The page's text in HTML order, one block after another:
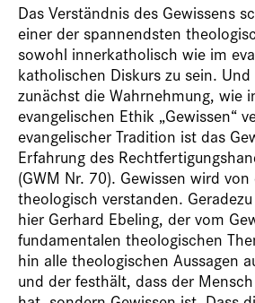
Das Verständnis des Gewissens
einer der spannendsten
sowohl innerkatholisch wie im
katholischen Diskurs zu sein.
zunächst die Wahrnehmung, wie
evangelischen Ethik „Gewissen“
evangelischer Tradition ist das
Erfahrung des
(GWM Nr. 70). Gewissen wird
theologisch verstanden.
hier Gerhard Ebeling, der vom
fundamentalen theologischen
hin alle theologischen Aussagen
und der festhält, dass der